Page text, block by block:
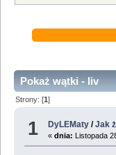
Pokaż wątki - liv
Strony: [1]
1 DyLEMaty /Jak
«dnia: Listopada